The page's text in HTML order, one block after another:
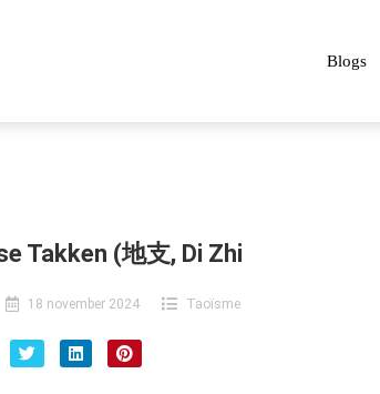
Blogs
Takken (地支, Di Zhi
18 november 2024 Taoïsme